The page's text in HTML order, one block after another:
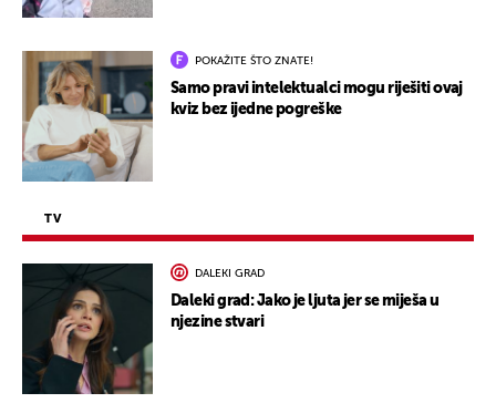
POKAŽITE ŠTO ZNATE!
Samo pravi intelektualci mogu riješiti ovaj
kviz bez ijedne pogreške
TV
DALEKI GRAD
Daleki grad: Jako je ljuta jer se miješa u
njezine stvari